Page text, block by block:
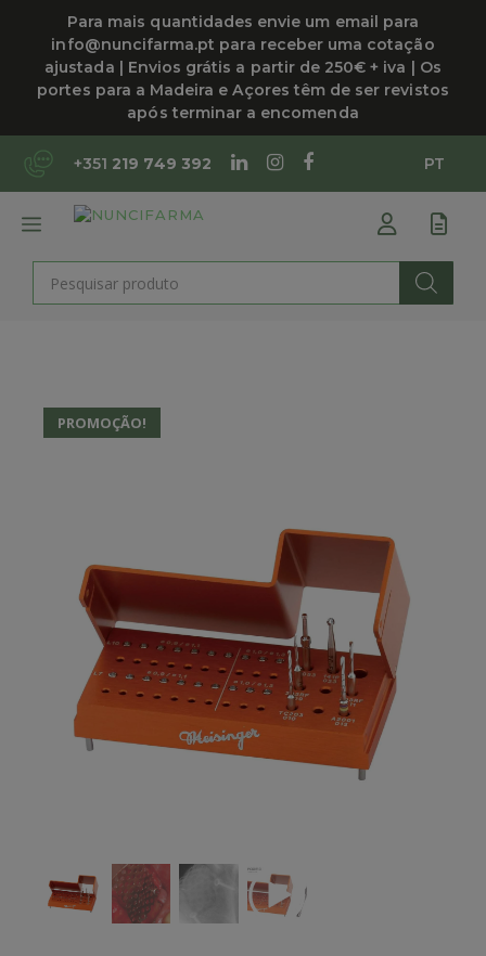
conteúdo
Para mais quantidades envie um email para
info@nuncifarma.pt para receber uma cotação
ajustada | Envios grátis a partir de 250€ + iva | Os
portes para a Madeira e Açores têm de ser revistos
após terminar a encomenda
+351 219 749 392 PT
MENU
Products
search
PROMOÇÃO!